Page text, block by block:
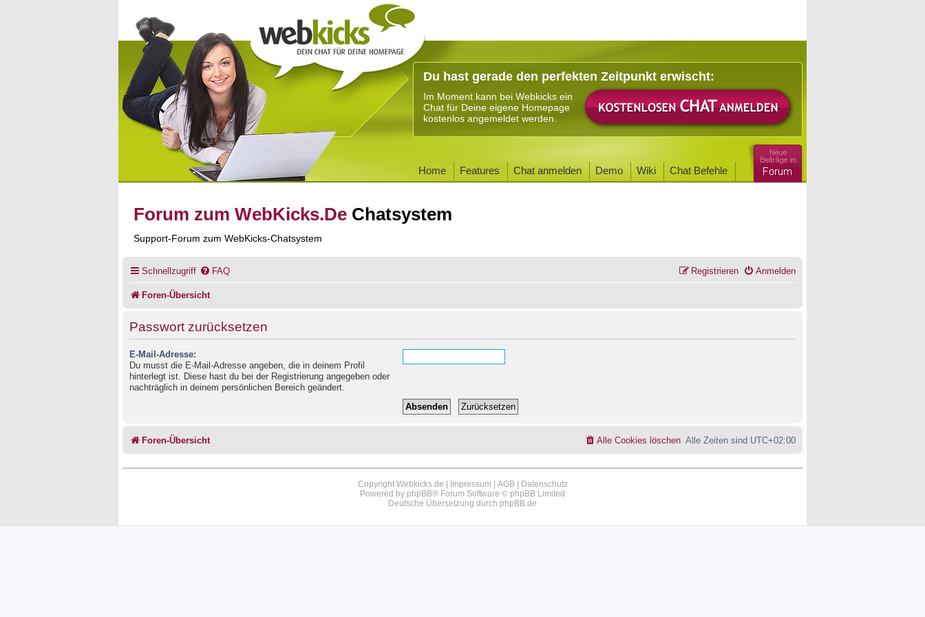
Du hast gerade den perfekten Zeitpunkt erwischt:
Im Moment kann bei Webkicks ein
Chat für Deine eigene Homepage
kostenlos angemeldet werden.
Home Features Chat anmelden Demo Wiki Chat Befehle
Forum zum WebKicks.De Chatsystem
Support-Forum zum WebKicks-Chatsystem
Schnellzugriff FAQ Anmelden
Registrieren
Foren-Übersicht
Passwort zurücksetzen
E-Mail-Adresse:
Du musst die E-Mail-Adresse angeben, die in deinem Profil
hinterlegt ist. Diese hast du bei der Registrierung angegeben oder
nachträglich in deinem persönlichen Bereich geändert.
Foren-Übersicht Alle Zeiten sind UTC+02:00
Alle Cookies löschen
Copyright Webkicks.de | Impressum | AGB| Datenschutz
Powered by phpBB® Forum Software © phpBB Limited
Deutsche Übersetzung durch phpBB.de